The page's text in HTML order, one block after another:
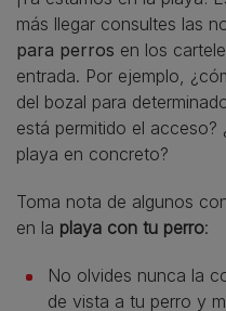
más llegar consultes las
para perros en los
entrada. Por ejemplo,
del bozal para
está permitido el
playa en concreto?
Toma nota de algunos
en la playa con tu perro:
No olvides nunca la
de vista a tu perro y